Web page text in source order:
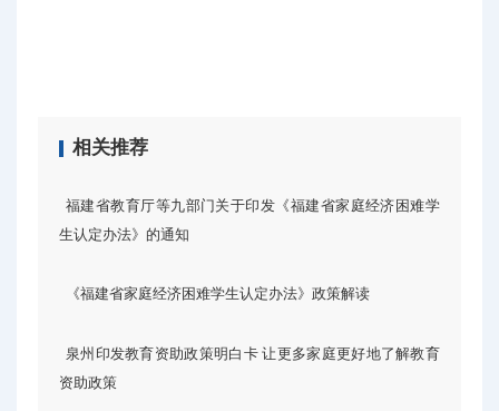
相关推荐
福建省教育厅等九部门关于印发《福建省家庭经济困难学
生认定办法》的通知
《福建省家庭经济困难学生认定办法》政策解读
泉州印发教育资助政策明白卡 让更多家庭更好地了解教育
资助政策